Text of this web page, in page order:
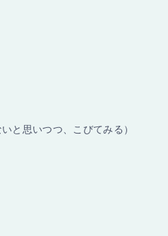
と思いつつ、こびてみる）